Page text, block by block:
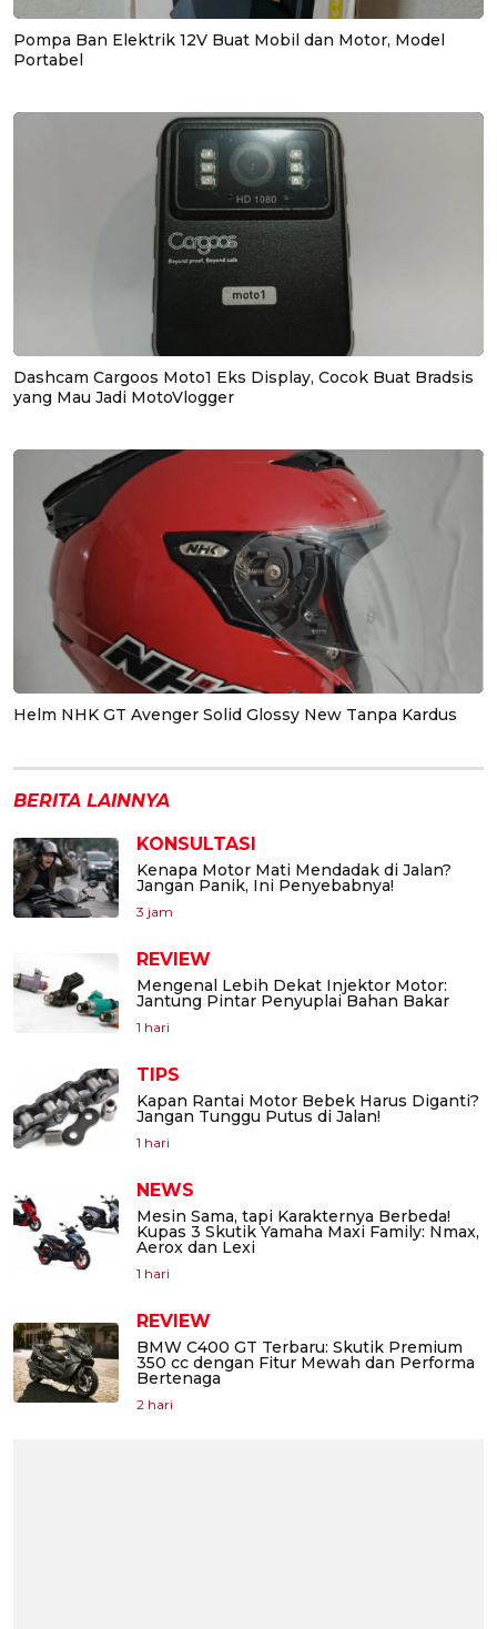
Pompa Ban Elektrik 12V Buat Mobil dan Motor, Model
Portabel
Dashcam Cargoos Moto1 Eks Display, Cocok Buat Bradsis
yang Mau Jadi MotoVlogger
Helm NHK GT Avenger Solid Glossy New Tanpa Kardus
BERITA LAINNYA
KONSULTASI
Kenapa Motor Mati Mendadak di Jalan?
Jangan Panik, Ini Penyebabnya!
3 jam
REVIEW
Mengenal Lebih Dekat Injektor Motor:
Jantung Pintar Penyuplai Bahan Bakar
1 hari
TIPS
Kapan Rantai Motor Bebek Harus Diganti?
Jangan Tunggu Putus di Jalan!
1 hari
NEWS
Mesin Sama, tapi Karakternya Berbeda!
Kupas 3 Skutik Yamaha Maxi Family: Nmax,
Aerox dan Lexi
1 hari
REVIEW
BMW C400 GT Terbaru: Skutik Premium
350 cc dengan Fitur Mewah dan Performa
Bertenaga
2 hari